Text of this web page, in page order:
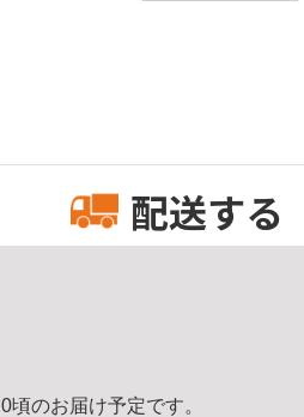
配送する
頃のお届け予定です。